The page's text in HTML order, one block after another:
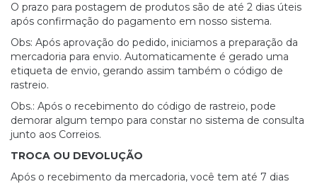
O prazo para postagem de produtos são de até 2 dias úteis
após confirmação do pagamento em nosso sistema.
Obs: Após aprovação do pedido, iniciamos a preparação da
mercadoria para envio. Automaticamente é gerado uma
etiqueta de envio, gerando assim também o código de
rastreio.
Obs.: Após o recebimento do código de rastreio, pode
demorar algum tempo para constar no sistema de consulta
junto aos Correios.
TROCA OU DEVOLUÇÃO
Após o recebimento da mercadoria, você tem até 7 dias